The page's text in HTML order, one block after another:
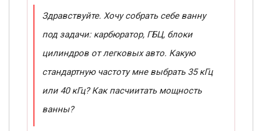
Здравствуйте. Хочу собрать себе ванну
под задачи: карбюратор, ГБЦ, блоки
цилиндров от легковых авто. Какую
стандартную частоту мне выбрать 35 кГц
или 40 кГц? Как пасчиитать мощность
ванны?